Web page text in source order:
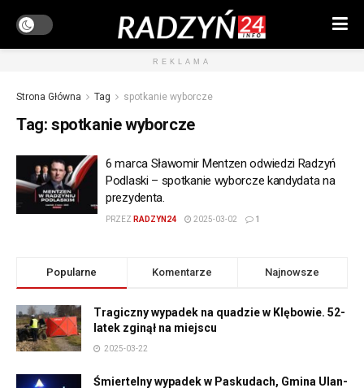
REKLAMA
Strona Główna Tag spotkanie wyborcze
Tag: spotkanie wyborcze
6 marca Sławomir Mentzen odwiedzi Radzyń
Podlaski – spotkanie wyborcze kandydata na
prezydenta.
PRZEZ RADZYN24 2025-03-02 1
Popularne Komentarze Najnowsze
Tragiczny wypadek na quadzie w Klębowie. 52-
latek zginął na miejscu
2025-03-22
Śmiertelny wypadek w Paskudach, Gmina Ulan-